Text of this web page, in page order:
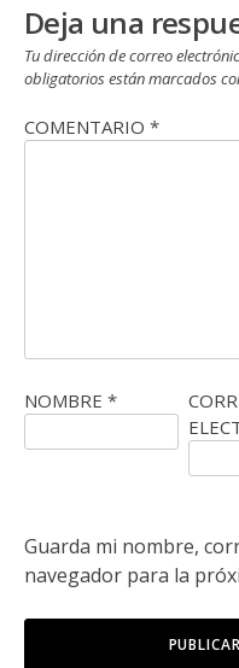
Deja una
Tu dirección de correo
obligatorios están marcados
COMENTARIO *
NOMBRE *
Guarda mi nombre,
navegador para la